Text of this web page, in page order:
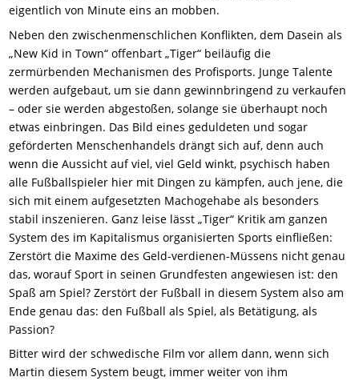
eigentlich von Minute eins an mobben.
Neben den zwischenmenschlichen Konflikten, dem Dasein als
„New Kid in Town“ offenbart „Tiger“ beiläufig die
zermürbenden Mechanismen des Profisports. Junge Talente
werden aufgebaut, um sie dann gewinnbringend zu verkaufen
– oder sie werden abgestoßen, solange sie überhaupt noch
etwas einbringen. Das Bild eines geduldeten und sogar
geförderten Menschenhandels drängt sich auf, denn auch
wenn die Aussicht auf viel, viel Geld winkt, psychisch haben
alle Fußballspieler hier mit Dingen zu kämpfen, auch jene, die
sich mit einem aufgesetzten Machogehabe als besonders
stabil inszenieren. Ganz leise lässt „Tiger“ Kritik am ganzen
System des im Kapitalismus organisierten Sports einfließen:
Zerstört die Maxime des Geld-verdienen-Müssens nicht genau
das, worauf Sport in seinen Grundfesten angewiesen ist: den
Spaß am Spiel? Zerstört der Fußball in diesem System also am
Ende genau das: den Fußball als Spiel, als Betätigung, als
Passion?
Bitter wird der schwedische Film vor allem dann, wenn sich
Martin diesem System beugt, immer weiter von ihm